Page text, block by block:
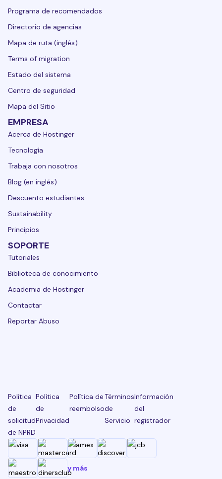
Programa de recomendados
Directorio de agencias
Mapa de ruta (inglés)
Terms of migration
Estado del sistema
Centro de seguridad
Mapa del Sitio
EMPRESA
Acerca de Hostinger
Tecnología
Trabaja con nosotros
Blog (en inglés)
Descuento estudiantes
Sustainability
Principios
SOPORTE
Tutoriales
Biblioteca de conocimiento
Academia de Hostinger
Contactar
Reportar Abuso
Política
de
solicitud
de NPRD
Política
de
Privacidad
Política de
reembolso
Términos
de
Servicio
Información
del
registrador
y más